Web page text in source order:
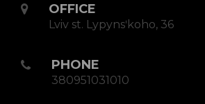
OFFICE
Lviv st. Lypynsʹkoho, 36
PHONE
380951031010